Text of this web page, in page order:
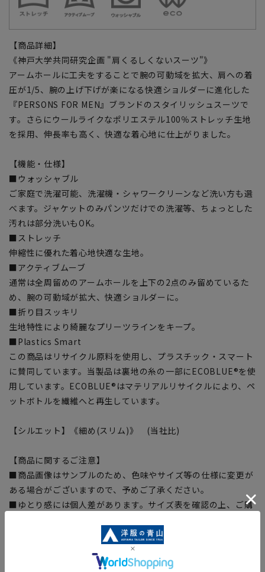
【商品詳細】
《神戸大学共同研究企画 "肩くるしくないスーツ"》
アームホールに工夫をすることで腕の可動域を拡大、肩への着
圧が1/5、腕の上げ下げが楽になる快適ショルダーに進化した
『PERSONS FOR MEN』ブランドのスタイリッシュスーツで
す。さらにウールライクなポリエステル100％ストレッチ生地
を採用、伸長率も高く、快適な着心地に仕上がりました。
【機能・仕様】
■ウォッシャブル
ご家庭で洗濯可能、洗濯機・シャワークリーンなど洗い方も選
べます。ジャケットのみパンツだけでの洗濯等、ちょっとした
汚れは部分洗いもOK。
■ストレッチ
伸縮性に優れた着心地快適な生地。
■アクティブムーブ
通常は全周留めのアームホールを上下の2点のみ留めているた
め、腕の可動域が拡大、快適ショルダーに。
■折り目スッキリ
生地特性により綺麗なプリーツラインをキープ。
■Plastics Smart
この商品はリサイクル原料を使用し、プラスチック・スマート
に賛同しています。当製品は裏地の糸の一部にECOBLUE®を使
用しています。ECOBLUE®はマテリアルリサイクルにより、ペ
ットボトルを繊維へと再生しています。
【シルエット】《細め(スリム)》 (当社比)
【商品に関するご注意】
■商品画像はサンプルのため、色味やサイズ等の仕様に変更が
ある場合がございますので、予めご了承ください。
■ゆとり感には個人差があります。サイズ表を確認の上、ご購
■生地や仕様・デザインにより、着用感や実際のサイズ表に若
干の誤差が生じる場合がございます。予めご了承ください。
■サイズスペックは仕上がりサイズを記載しております。一